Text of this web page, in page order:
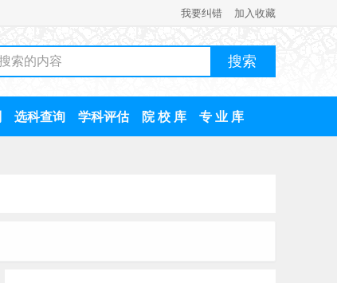
我要纠错 加入收藏
选科查询 学科评估 院 校 库 专 业 库